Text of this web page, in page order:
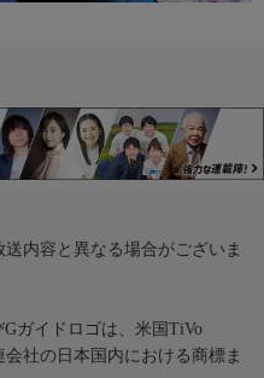
内容と異なる場合がございま
ガイドロゴは、米国TiVo
社の日本国内における商標ま